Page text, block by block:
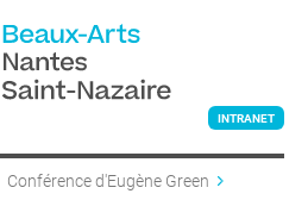
INTRANET
Conférence d'Eugène Green